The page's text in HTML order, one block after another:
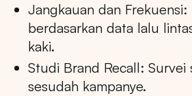
Jangkauan dan Frekuensi:
berdasarkan data lalu
kaki.
Studi Brand Recall: Survei
sesudah kampanye.